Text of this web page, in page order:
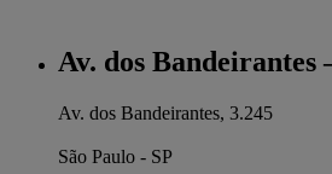
Av. dos Bandeirantes
Av. dos Bandeirantes, 3.245
São Paulo - SP